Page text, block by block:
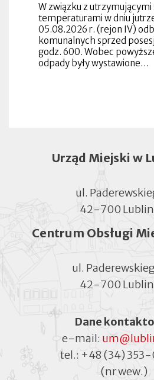
W związku z utrzymującymi
temperaturami w dniu
05.08.2026 r. (rejon IV)
komunalnych sprzed
godz. 600. Wobec
odpady były wystawione…
Urząd Miejski w
ul.
42-700
Centrum Obsługi
ul.
42-700
Dane
e-mail:
tel.: +48 (34)
(nr wew.)